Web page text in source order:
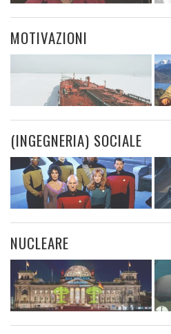
MOTIVAZIONI
(INGEGNERIA) SOCIALE
NUCLEARE